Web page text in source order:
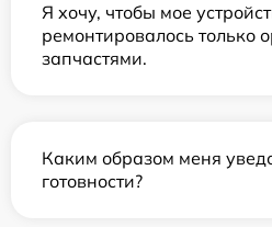
Я хочу, чтобы мое
ремонтировалось только
запчастями.
Каким образом меня
готовности?